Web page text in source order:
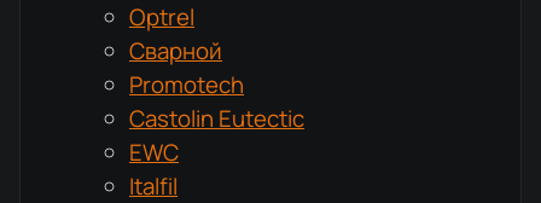
Optrel
Сварной
Promotech
Castolin Eutectic
EWC
Italfil